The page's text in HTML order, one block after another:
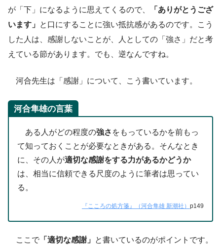
が「下」になるように思えてくるので、
「ありがとうござ
います」 と口にすることに強い抵抗感があるのです。こう
した人は、感謝しないことが、人としての「強さ」だと考
えている節があります。でも、逆なんですね。
河合先生は「感謝」について、こう書いています。
河合隼雄の言葉
ある人がどの程度の強さ をもっているかを前もっ
て知っておくことが必要なときがある。そんなとき
に、その人が適切な感謝をする力があるかどうか
は、相当に信頼できる尺度のように筆者は思ってい
る。
『こころの処方箋』（河合隼雄 新潮社） p149
ここで 「適切な感謝」 と書いているのがポイントです。